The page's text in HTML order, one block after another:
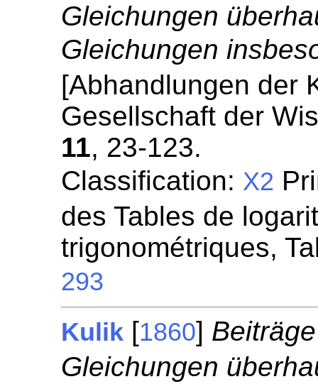
Gleichungen
Gleichungen
[Abhandlungen der
Gesellschaft der
11, 23-123.
Classification: X2
des Tables de
trigonométriques,
293
Kulik [1860]
Gleichungen